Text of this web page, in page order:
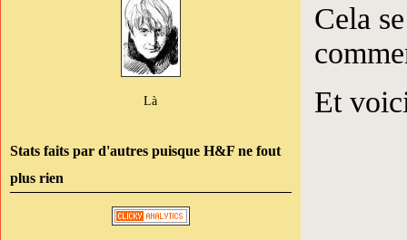
Là
Stats faits par d'autres puisque H&F ne fout
plus rien
Cela
Et